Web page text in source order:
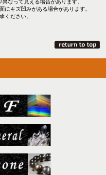
なって見える場合があります。
にキズ凹みがある場合があります。
ください。